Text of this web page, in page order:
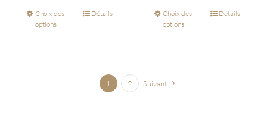
Choix des
options
Détails
Choix des
options
Détails
1 2 Suivant